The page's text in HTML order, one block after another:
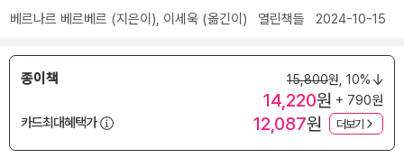
베르나르 베르베르 (지은이), 이세욱 (옮긴이) 열린책들 2024-10-15
종이책 15,800원, 10%
14,220원 + 790원
카드최대혜택가
12,087원 더보기